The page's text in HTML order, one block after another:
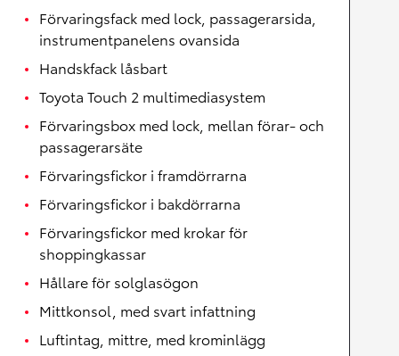
Förvaringsfack med lock, passagerarsida,
instrumentpanelens ovansida
Handskfack låsbart
Toyota Touch 2 multimediasystem
Förvaringsbox med lock, mellan förar- och
passagerarsäte
Förvaringsfickor i framdörrarna
Förvaringsfickor i bakdörrarna
Förvaringsfickor med krokar för
shoppingkassar
Hållare för solglasögon
Mittkonsol, med svart infattning
Luftintag, mittre, med krominlägg